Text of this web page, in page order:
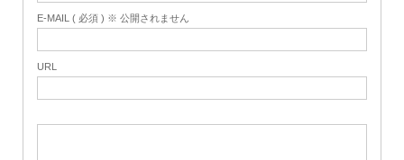
E-MAIL ( 必須 ) ※ 公開されません
URL